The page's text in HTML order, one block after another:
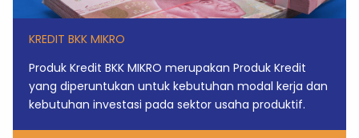
KREDIT BKK MIKRO
Produk Kredit BKK MIKRO merupakan Produk Kredit
yang diperuntukan untuk kebutuhan modal kerja dan
kebutuhan investasi pada sektor usaha produktif.